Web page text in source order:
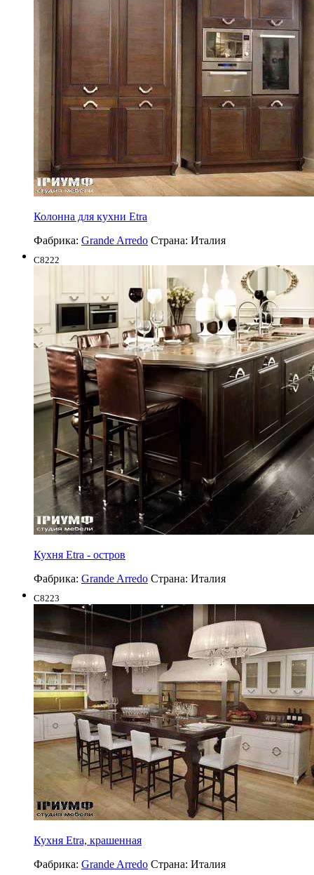
Колонна для кухни Etra
Фабрика: Grande Arredo Страна: Италия
C8222
Кухня Etra - остров
Фабрика: Grande Arredo Страна: Италия
C8223
Кухня Etra, крашенная
Фабрика: Grande Arredo Страна: Италия